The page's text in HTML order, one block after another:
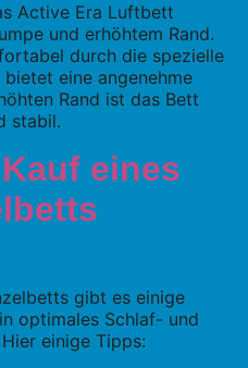
Active Era Luftbett
und erhöhtem Rand.
durch die spezielle
eine angenehme
Rand ist das Bett
stabil.
eines
gibt es einige
optimales Schlaf- und
einige Tipps: